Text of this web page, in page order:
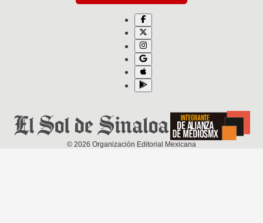
© 2026 Organización Editorial Mexicana